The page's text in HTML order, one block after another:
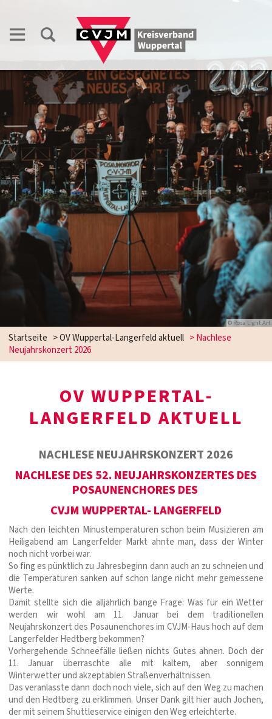
© Rosa Light Art
Startseite >OV Wuppertal-Langerfeld aktuell >Nachlese
Neujahrskonzert 2026
OV WUPPERTAL-
LANGERFELD AKTUELL
NACHLESE NEUJAHRSKONZERT 2026
NACHLESE DES 52. NEUJAHRSKONZERTES DES
POSAUNENCHORES DES
CVJM WUPPERTAL- LANGERFELD
Nach den leichten Minustemperaturen schon beim Musizieren am
Heiligabend am Langerfelder Markt ahnte man, dass der Winter
noch nicht vorbei war.
So fing es pünktlich zu Jahresbeginn dann auch an zu schneien und
die Temperaturen sanken auf schon lange nicht mehr gemessene
Werte.
Damit stellte sich die alljährlich bange Frage: Was für ein Wetter
werden wir wohl am 11. Januar bei dem traditionellen
Neujahrskonzert des Posaunenchores im CVJM-Haus hoch auf dem
Langerfelder Hedtberg bekommen?
Vorhergehende Schneefälle ließen nichts Gutes ahnen. Doch der
11. Januar überraschte alle mit kaltem, aber sonnigem
Winterwetter und akzeptablen Straßenverhältnissen.
Das veranlasste dann doch noch viele, sich auf den Weg zu machen
und den Hedtberg zu erklimmen. Unser Dank gilt hier auch Jochen,
der mit seinem Shuttleservice einigen den Weg erleichterte.